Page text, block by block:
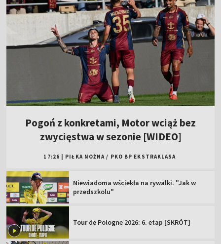
Pogoń z konkretami, Motor wciąż bez
zwycięstwa w sezonie [WIDEO]
17:26 PIŁKA NOŻNA / PKO BP EKSTRAKLASA
Niewiadoma wściekła na rywalki. "Jak w
przedszkolu"
Tour de Pologne 2026: 6. etap [SKRÓT]